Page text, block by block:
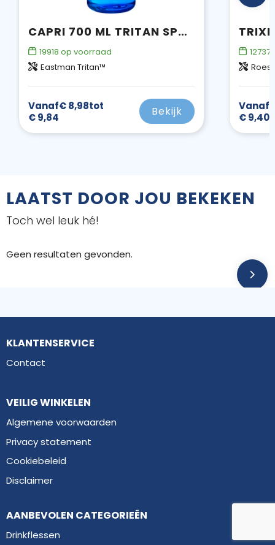
CAPRI 700 ML TRITAN SPORTFLES
19918 op voorraad
Eastman Tritan™
Vanaf€ 8,98tot
€ 9,84
Bekijk
12737
Vanaf
€ 9,40
LAATST DOOR JOU BEKEKEN
Toch wel leuk hé!
Geen resultaten gevonden.
KLANTENSERVICE
Contact
VEILIG WINKELEN
Algemene voorwaarden
Privacy statement
Cookiebeleid
Disclaimer
AANBEVOLEN CATEGORIEËN
Drinkflessen